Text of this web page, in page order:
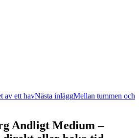
av ett havNästa inläggMellan tummen och
Andligt Medium –